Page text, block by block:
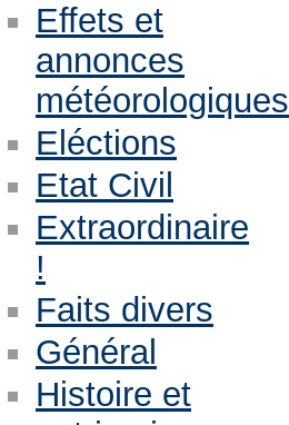
Effets et
annonces
météorologiques
Eléctions
Etat Civil
Extraordinaire
!
Faits divers
Général
Histoire et